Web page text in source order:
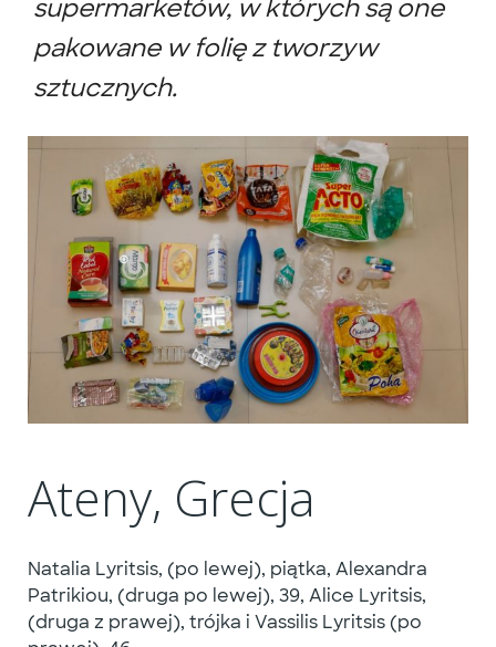
supermarketów, w których są one
pakowane w folię z tworzyw
sztucznych.
Ateny, Grecja
Natalia Lyritsis, (po lewej), piątka, Alexandra
Patrikiou, (druga po lewej), 39, Alice Lyritsis,
(druga z prawej), trójka i Vassilis Lyritsis (po